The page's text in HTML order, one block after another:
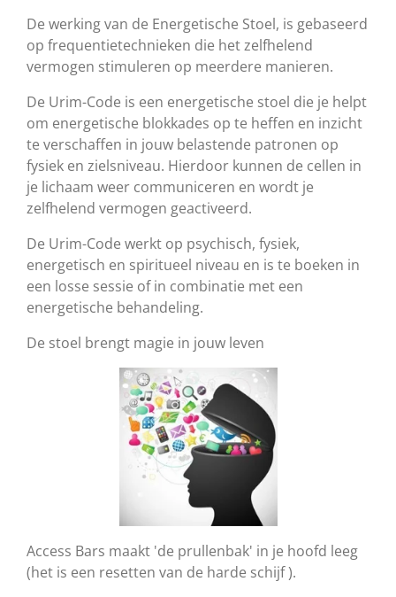
De werking van de Energetische Stoel, is gebaseerd
op frequentietechnieken die het zelfhelend
vermogen stimuleren op meerdere manieren.
De Urim-Code is een energetische stoel die je helpt
om energetische blokkades op te heffen en inzicht
te verschaffen in jouw belastende patronen op
fysiek en zielsniveau. Hierdoor kunnen de cellen in
je lichaam weer communiceren en wordt je
zelfhelend vermogen geactiveerd.
De Urim-Code werkt op psychisch, fysiek,
energetisch en spiritueel niveau en is te boeken in
een losse sessie of in combinatie met een
energetische behandeling.
De stoel brengt magie in jouw leven
Access Bars maakt 'de prullenbak' in je hoofd leeg
(het is een resetten van de harde schijf).